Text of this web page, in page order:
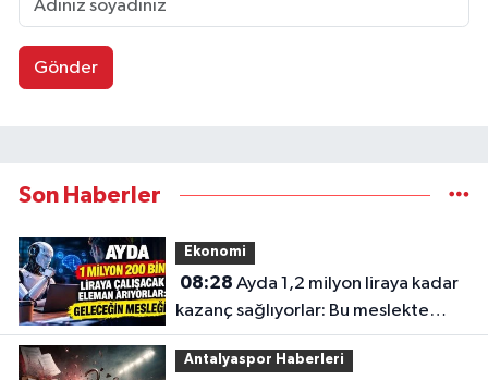
Gönder
Son Haberler
Ekonomi
08:28
kazanç sağlıyorlar: Bu meslekte
eleman açığı büyüyor
Antalyaspor Haberleri